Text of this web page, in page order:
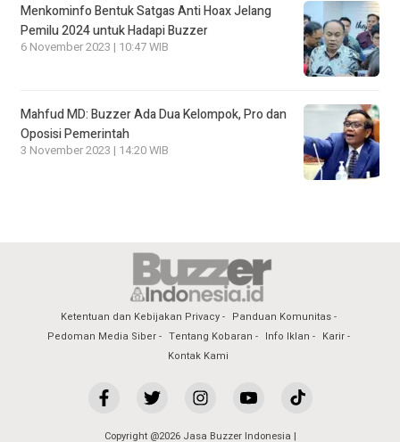
Menkominfo Bentuk Satgas Anti Hoax Jelang
Pemilu 2024 untuk Hadapi Buzzer
6 November 2023 | 10:47 WIB
Mahfud MD: Buzzer Ada Dua Kelompok, Pro dan
Oposisi Pemerintah
3 November 2023 | 14:20 WIB
Ketentuan dan Kebijakan Privacy
Panduan Komunitas
Pedoman Media Siber
Tentang Kobaran Info Iklan
Karir
Kontak Kami
Copyright @2026 Jasa Buzzer Indonesia |